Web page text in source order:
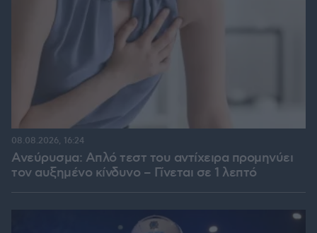
Ανεύρυσμα: Απλό τεστ του αντίχειρα προμηνύει
τον αυξημένο κίνδυνο – Γίνεται σε 1 λεπτό
08.08.2026, 16:24